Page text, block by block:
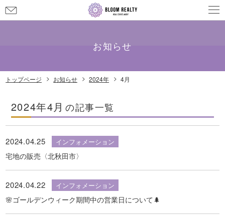
問
せ
お知らせ
トップページ お知らせ 2024年 4月
2024年4月 の記事一覧
2024.04.25 インフォメーション
宅地の販売〈北秋田市〉
2024.04.22 インフォメーション
🌸ゴールデンウィーク期間中の営業日について🌲